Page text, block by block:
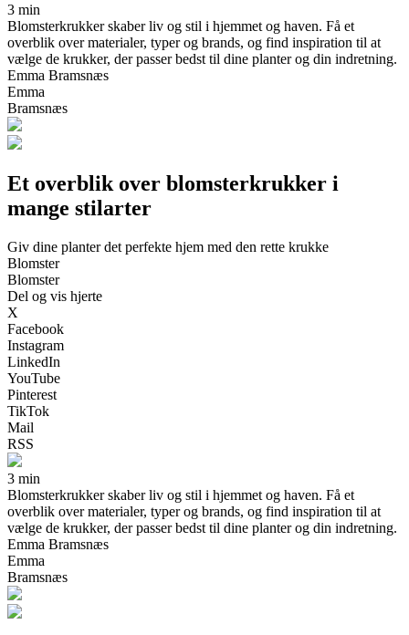
3 min
Blomsterkrukker skaber liv og stil i hjemmet og haven. Få et
overblik over materialer, typer og brands, og find inspiration til at
vælge de krukker, der passer bedst til dine planter og din indretning.
Emma Bramsnæs
Emma
Bramsnæs
Et overblik over blomsterkrukker i
mange stilarter
Giv dine planter det perfekte hjem med den rette krukke
Blomster
Blomster
Del og vis hjerte
X
Facebook
Instagram
LinkedIn
YouTube
Pinterest
TikTok
Mail
RSS
3 min
Blomsterkrukker skaber liv og stil i hjemmet og haven. Få et
overblik over materialer, typer og brands, og find inspiration til at
vælge de krukker, der passer bedst til dine planter og din indretning.
Emma Bramsnæs
Emma
Bramsnæs